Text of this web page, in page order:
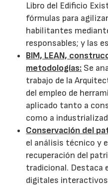
Libro del Edificio
fórmulas para
habilitantes
responsables; y las
BIM, LEAN,
metodologías: Se
trabajo de la
del empleo de
aplicado tanto a
como a
Conservación del
el análisis técnico y
recuperación del
tradicional. Destaca
digitales